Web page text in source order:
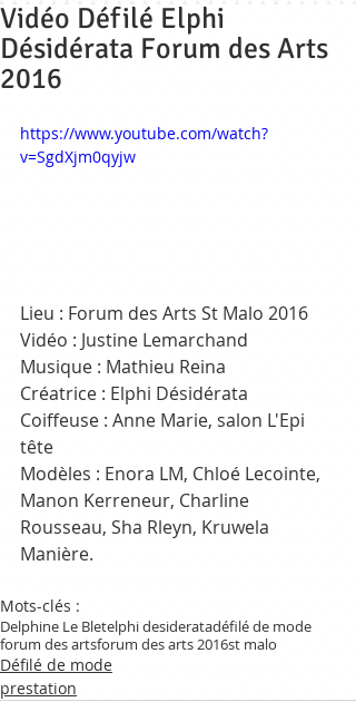
Vidéo Défilé Elphi
Désidérata Forum des Arts
2016
https://www.youtube.com/watch?
v=SgdXjm0qyjw
Lieu : Forum des Arts St Malo 2016
Vidéo : Justine Lemarchand
Musique : Mathieu Reina
Créatrice : Elphi Désidérata
Coiffeuse : Anne Marie, salon L'Epi
tête
Modèles : Enora LM, Chloé Lecointe,
Manon Kerreneur, Charline
Rousseau, Sha Rleyn, Kruwela
Manière.
Mots-clés :
Delphine Le Bletelphi desideratadéfilé de mode
forum des artsforum des arts 2016st malo
Défilé de mode
prestation